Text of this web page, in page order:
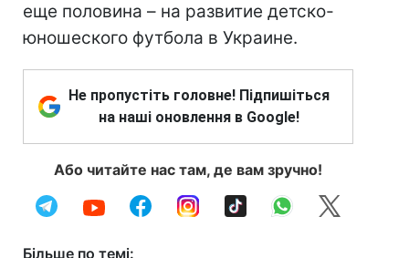
еще половина – на развитие детско-
юношеского футбола в Украине.
Не пропустіть головне! Підпишіться
на наші оновлення в Google!
Або читайте нас там, де вам зручно!
Більше по темі: